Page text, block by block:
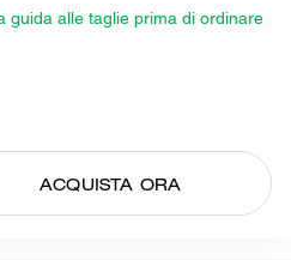
guida alle taglie prima di ordinare
ACQUISTA ORA